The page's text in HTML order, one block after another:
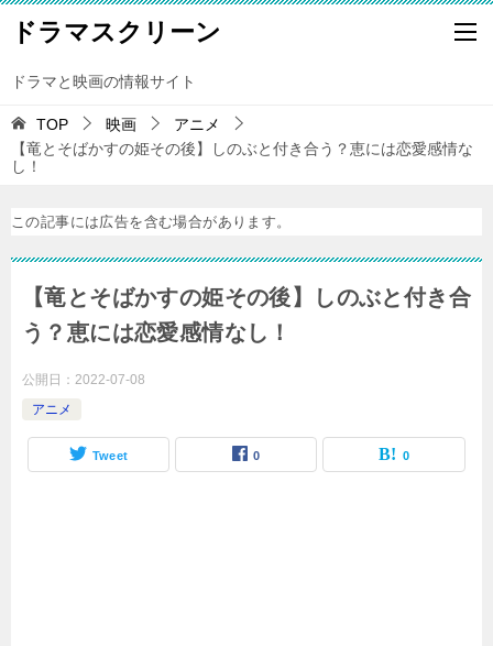
ドラマスクリーン
ドラマと映画の情報サイト
TOP 映画
アニメ
【竜とそばかすの姫その後】しのぶと付き合う？恵には恋愛感情な
し！
この記事には広告を含む場合があります。
【竜とそばかすの姫その後】しのぶと付き合
う？恵には恋愛感情なし！
公開日： 2022-07-08
アニメ
Tweet 0 0